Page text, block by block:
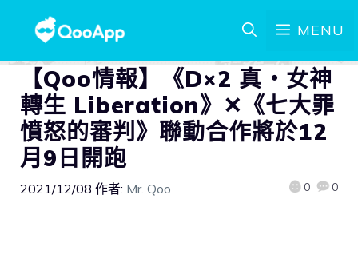
MENU
【Qoo情報】《D×2 真・女神
轉生 Liberation》✕《七大罪
憤怒的審判》聯動合作將於12
月9日開跑
2021/12/08 作者: Mr. Qoo 0 0